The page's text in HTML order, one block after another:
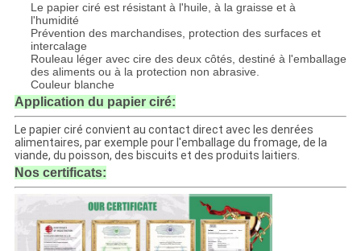
Le papier ciré est résistant à l'huile, à la graisse et à
l'humidité
Prévention des marchandises, protection des surfaces et
intercalage
Rouleau léger avec cire des deux côtés, destiné à l'emballage
des aliments ou à la protection non abrasive.
Couleur blanche
Application du papier ciré:
Le papier ciré convient au contact direct avec les denrées
alimentaires, par exemple pour l'emballage du fromage, de la
viande, du poisson, des biscuits et des produits laitiers.
Nos certificats: